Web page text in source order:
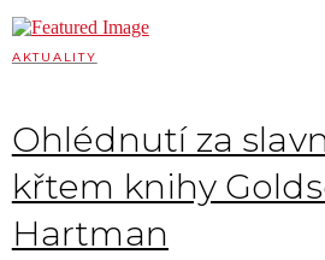
AKTUALITY
Ohlédnutí za
křtem knihy
Hartman